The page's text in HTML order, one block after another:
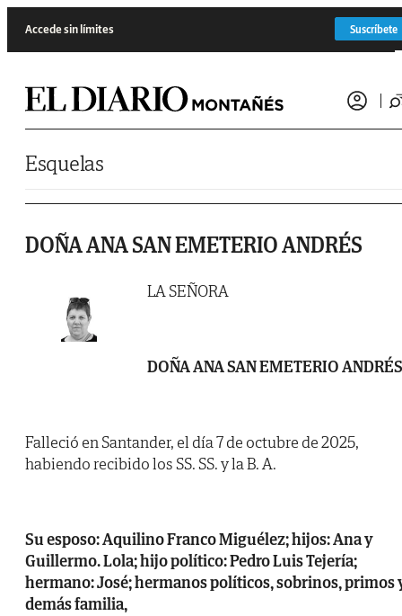
Accede sin límites Suscríbete
Esquelas
DOÑA ANA SAN EMETERIO ANDRÉS
LA SEÑORA
DOÑA ANA SAN EMETERIO ANDRÉS
Falleció en Santander, el día 7 de octubre de 2025,
habiendo recibido los SS. SS. y la B. A.
Su esposo: Aquilino Franco Miguélez; hijos: Ana y
Guillermo. Lola; hijo político: Pedro Luis Tejería;
hermano: José; hermanos políticos, sobrinos, primos
demás familia,